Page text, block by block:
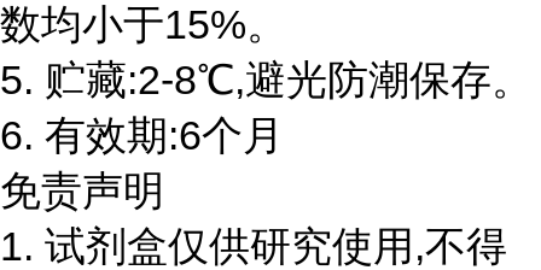
数均小于15%。
5. 贮藏:2-8℃,避光防潮保存。
6. 有效期:6个月
免责声明
1. 试剂盒仅供研究使用,不得